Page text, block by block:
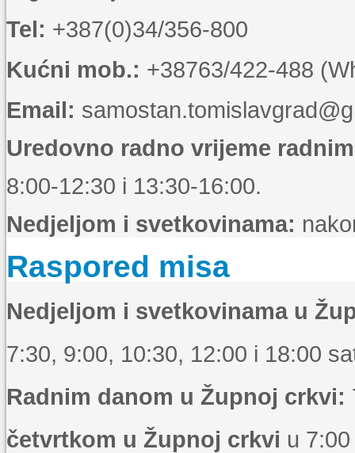
Tel: +387(0)34/356-800
Kućni mob.: +38763/422-488
Email:
Uredovno radno vrijeme
8:00-12:30 i 13:30-16:00.
Nedjeljom i svetkovinama:
Raspored misa
Nedjeljom i svetkovinama u
7:30, 9:00, 10:30, 12:00 i 18:00
Radnim danom u Župnoj crkvi:
četvrtkom u Župnoj crkvi u